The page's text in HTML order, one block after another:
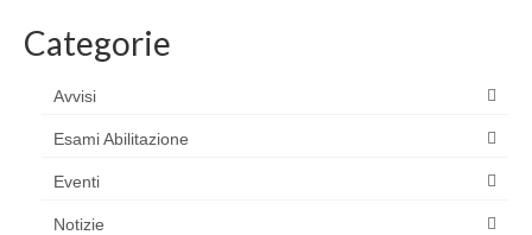
Categorie
Avvisi
Esami Abilitazione
Eventi
Notizie